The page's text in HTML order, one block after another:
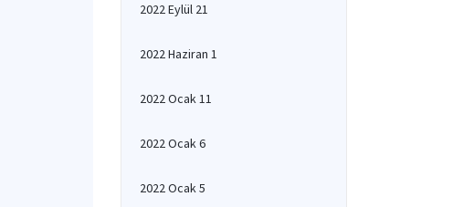
2022 Eylül 21
2022 Haziran 1
2022 Ocak 11
2022 Ocak 6
2022 Ocak 5